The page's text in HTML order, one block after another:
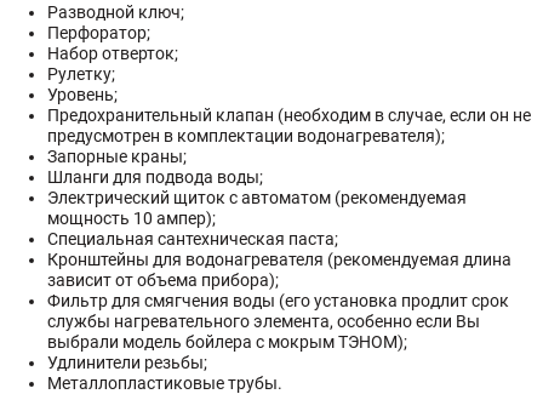
Разводной ключ;
Перфоратор;
Набор отверток;
Рулетку;
Уровень;
Предохранительный клапан (необходим в случае, если он не
предусмотрен в комплектации водонагревателя);
Запорные краны;
Шланги для подвода воды;
Электрический щиток с автоматом (рекомендуемая
мощность 10 ампер);
Специальная сантехническая паста;
Кронштейны для водонагревателя (рекомендуемая длина
зависит от объема прибора);
Фильтр для смягчения воды (его установка продлит срок
службы нагревательного элемента, особенно если Вы
выбрали модель бойлера с мокрым ТЭНОМ);
Удлинители резьбы;
Металлопластиковые трубы.